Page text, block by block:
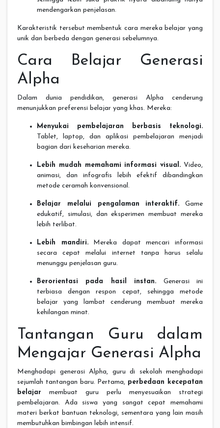
mendengarkan penjelasan.
Karakteristik tersebut membentuk cara mereka belajar yang
unik dan berbeda dengan generasi sebelumnya.
Cara Belajar Generasi
Alpha
Dalam dunia pendidikan, generasi Alpha cenderung
menunjukkan preferensi belajar yang khas. Mereka:
Menyukai pembelajaran berbasis teknologi.
Tablet, laptop, dan aplikasi pembelajaran menjadi
bagian dari keseharian mereka.
Lebih mudah memahami informasi visual. Video,
animasi, dan infografis lebih efektif dibandingkan
metode ceramah konvensional.
Belajar melalui pengalaman interaktif. Game
edukatif, simulasi, dan eksperimen membuat mereka
lebih terlibat.
Lebih mandiri.Mereka dapat mencari informasi
secara cepat melalui internet tanpa harus selalu
menunggu penjelasan guru.
Berorientasi pada hasil instan. Generasi ini
terbiasa dengan respon cepat, sehingga metode
belajar yang lambat cenderung membuat mereka
kehilangan minat.
Tantangan Guru dalam
Mengajar Generasi Alpha
Menghadapi generasi Alpha, guru di sekolah menghadapi
sejumlah tantangan baru. Pertama, perbedaan kecepatan
belajar membuat guru perlu menyesuaikan strategi
pembelajaran. Ada siswa yang sangat cepat memahami
materi berkat bantuan teknologi, sementara yang lain masih
membutuhkan bimbingan lebih intensif.